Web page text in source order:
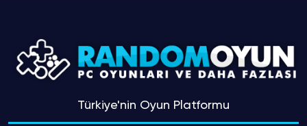
Türkiye'nin Oyun Platformu